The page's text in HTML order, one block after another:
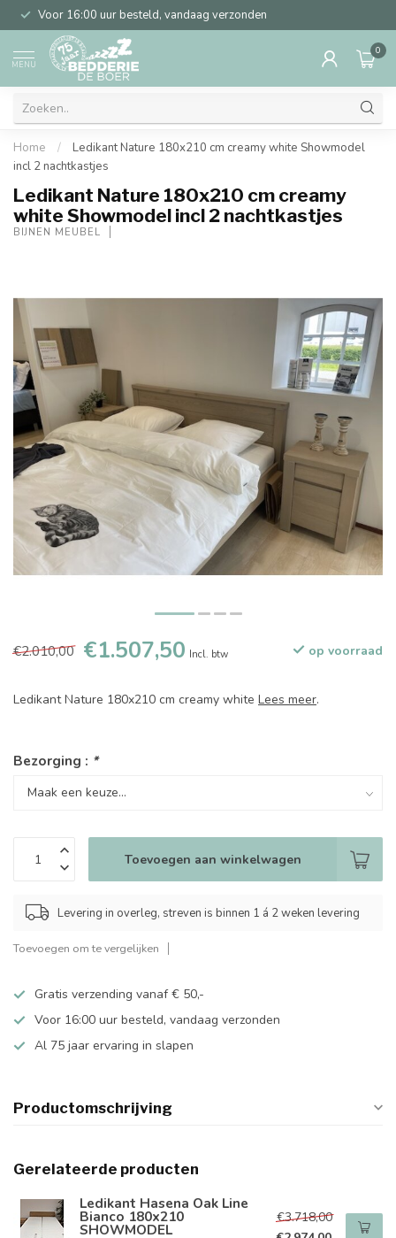
Voor 16:00 uur besteld, vandaag verzonden
MENU
0
Home /
Ledikant Nature 180x210 cm creamy white Showmodel
incl 2 nachtkastjes
Ledikant Nature 180x210 cm creamy
white Showmodel incl 2 nachtkastjes
BIJNEN MEUBEL
€2.010,00 €1.507,50 Incl. btw op voorraad
Ledikant Nature 180x210 cm creamy white Lees meer.
Bezorging : *
Toevoegen aan winkelwagen
Levering in overleg, streven is binnen 1 á 2 weken levering
Toevoegen om te vergelijken
Gratis verzending vanaf € 50,-
Voor 16:00 uur besteld, vandaag verzonden
Al 75 jaar ervaring in slapen
Productomschrijving
Gerelateerde producten
Ledikant Hasena Oak Line
Bianco 180x210
SHOWMODEL
€3.718,00